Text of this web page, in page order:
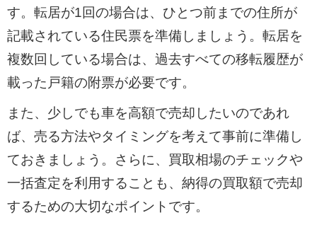
す。転居が1回の場合は、ひとつ前までの住所が
記載されている住民票を準備しましょう。転居を
複数回している場合は、過去すべての移転履歴が
載った戸籍の附票が必要です。
また、少しでも車を高額で売却したいのであれ
ば、売る方法やタイミングを考えて事前に準備し
ておきましょう。さらに、買取相場のチェックや
一括査定を利用することも、納得の買取額で売却
するための大切なポイントです。